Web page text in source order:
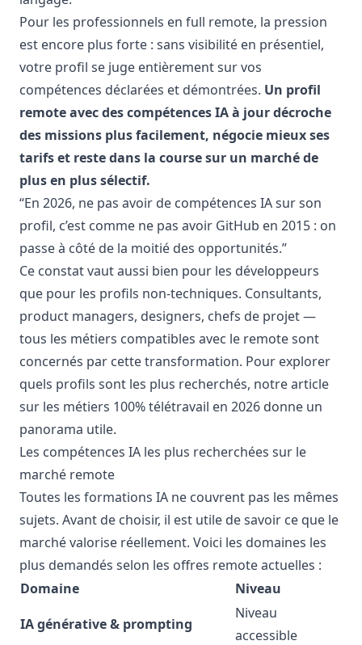
Pour les professionnels en full remote, la pression
est encore plus forte : sans visibilité en présentiel,
votre profil se juge entièrement sur vos
compétences déclarées et démontrées. Un profil
remote avec des compétences IA à jour décroche
des missions plus facilement, négocie mieux ses
tarifs et reste dans la course sur un marché de
plus en plus sélectif.
“En 2026, ne pas avoir de compétences IA sur son
profil, c’est comme ne pas avoir GitHub en 2015 : on
passe à côté de la moitié des opportunités.”
Ce constat vaut aussi bien pour les développeurs
que pour les profils non-techniques. Consultants,
product managers, designers, chefs de projet —
tous les métiers compatibles avec le remote sont
concernés par cette transformation. Pour explorer
quels profils sont les plus recherchés, notre article
sur les métiers 100% télétravail en 2026 donne un
panorama utile.
Les compétences IA les plus recherchées sur le
marché remote
Toutes les formations IA ne couvrent pas les mêmes
sujets. Avant de choisir, il est utile de savoir ce que le
marché valorise réellement. Voici les domaines les
plus demandés selon les offres remote actuelles :
Domaine
Niveau
IA générative & prompting
Niveau
accessible